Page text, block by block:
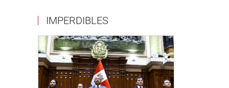
IMPERDIBLES